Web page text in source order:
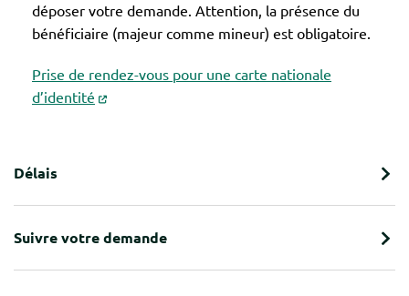
déposer votre demande. Attention, la présence du
bénéficiaire (majeur comme mineur) est obligatoire.
Prise de rendez-vous pour une carte nationale
d’identité
Délais
Suivre votre demande